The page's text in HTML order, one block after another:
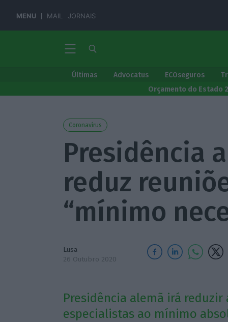
MENU MAIL JORNAIS
Últimas Advocatus ECOseguros
Orçamento do Estado
Coronavírus
Presidência
reduz
“mínimo
Lusa
26 Outubro 2020
Presidência alemã irá
especialistas ao mínimo